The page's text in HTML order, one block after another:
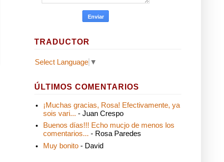
TRADUCTOR
Select Language ▼
ÚLTIMOS COMENTARIOS
¡Muchas gracias, Rosa! Efectivamente, ya
sois vari... - Juan Crespo
Buenos días!!! Echo mucjo de menos los
comentarios... - Rosa Paredes
Muy bonito - David